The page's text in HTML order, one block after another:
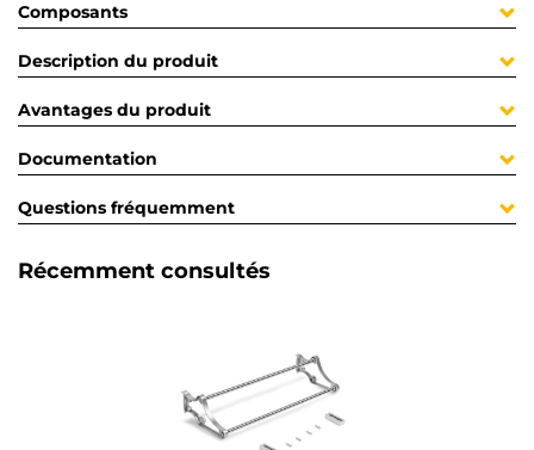
Composants
Description du produit
Avantages du produit
Documentation
Questions fréquemment
Récemment consultés